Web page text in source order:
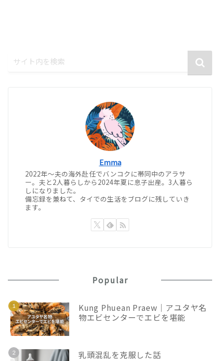
Emma
2022年〜夫の海外赴任でバンコクに帯同中のアラサ
ー。夫と2人暮らしから2024年夏に息子出産。3人暮ら
しになりました。
備忘録を兼ねて、タイでの生活をブログに残していき
ます。
Popular
Kung Phuean Praew｜アユタヤ名
物エビセンターでエビを堪能
乳頭混乱を克服した話